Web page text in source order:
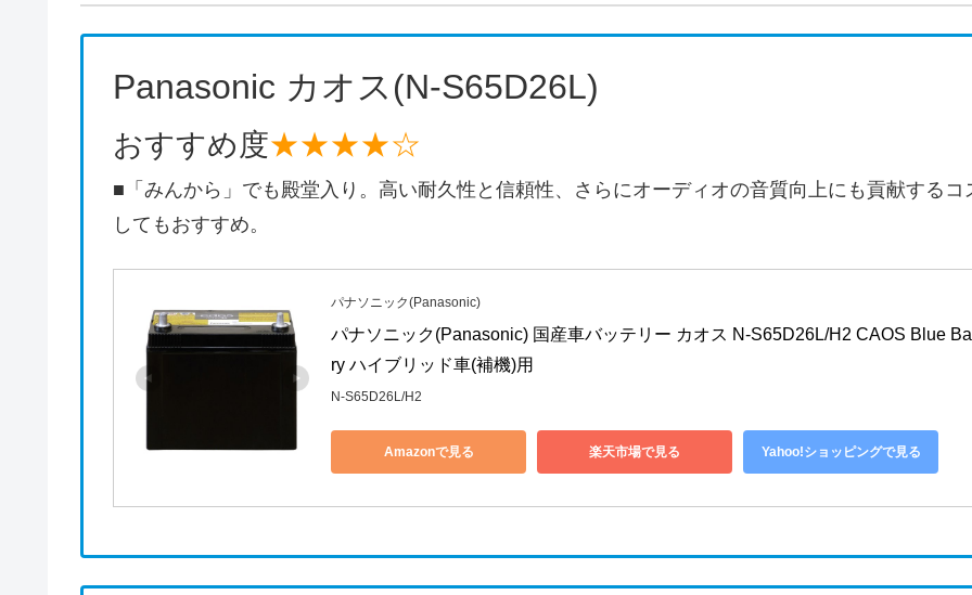
Panasonic カオス(N-S65D26L)
おすすめ度★★★★☆
■「みんから」でも殿堂入り。高い耐久性と信頼性、さらにオーディオの音質向上にも貢献する
してもおすすめ。
パナソニック(Panasonic)
パナソニック(Panasonic) 国産車バッテリー カオス N-S65D26L/H2 CAOS Blue
ry ハイブリッド車(補機)用
N-S65D26L/H2
Amazonで見る 楽天市場で見る Yahoo!ショッピングで見る